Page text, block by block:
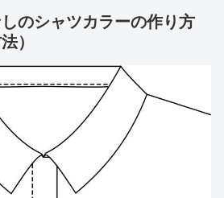
しのシャツカラーの作り方
）